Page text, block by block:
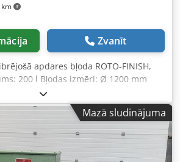
Zvanīt
apdares bļoda ROTO-FINISH,
200 l Bļodas izmēri: Ø 1200 mm
230 mm Lietderīgais dziļums: 250
konveijera izvadkanālu Cedozmxwlspfx
2010. gadā Pārklājums ļoti labā
vadības panelis ļoti labā
V 3 fāzes Izmēri (G x P x A): 1500 x
apm. 1 t
Mazā sludinājuma